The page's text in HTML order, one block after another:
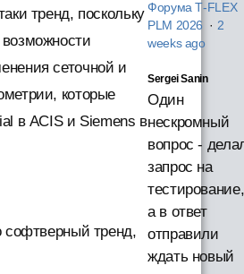
тренд, поскольку
сеточной и
которые
в ACIS и Siemens в
софтверный тренд,
Форума T‑FLEX
PLM 2026 · 2
weeks ago
Sergei Sanin
Один
нескромный
вопрос -
запрос на
тестирование,
а в ответ
отправили
ждать новый